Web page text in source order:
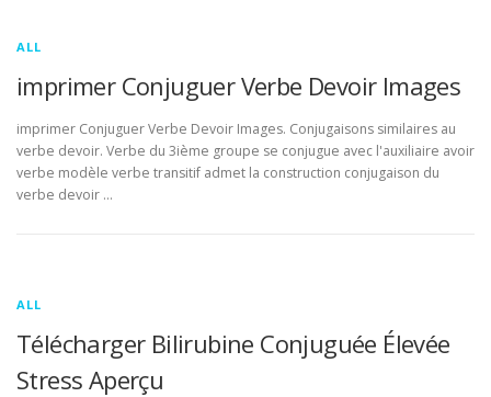
ALL
imprimer Conjuguer Verbe Devoir Images
imprimer Conjuguer Verbe Devoir Images. Conjugaisons similaires au
verbe devoir. Verbe du 3ième groupe se conjugue avec l'auxiliaire avoir
verbe modèle verbe transitif admet la construction conjugaison du
verbe devoir …
ALL
Télécharger Bilirubine Conjuguée Élevée
Stress Aperçu